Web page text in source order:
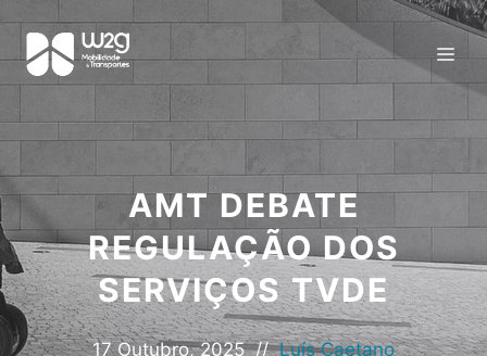
AMT DEBATE
REGULAÇÃO DOS
SERVIÇOS TVDE
17 Outubro, 2025 // Luís Caetano